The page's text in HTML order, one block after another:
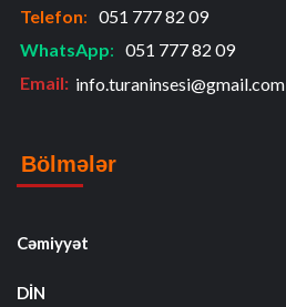
Telefon: 051 777 82 09
WhatsApp: 051 777 82 09
Email: info.turaninsesi@gmail.com
Bölmələr
Cəmiyyət
DİN